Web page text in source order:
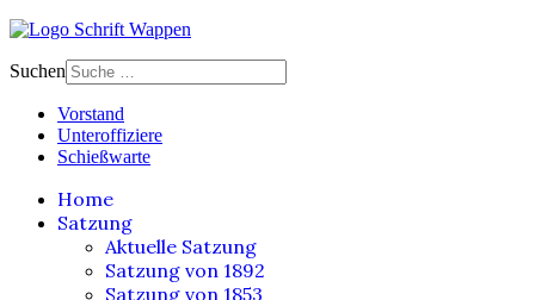
Suchen
Vorstand
Unteroffiziere
Schießwarte
Home
Satzung
Aktuelle Satzung
Satzung von 1892
Satzung von 1853